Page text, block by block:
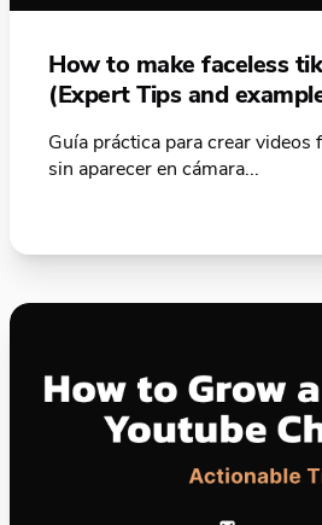
How to make faceless
(Expert Tips and
Guía práctica para crear videos
sin aparecer en cámara...